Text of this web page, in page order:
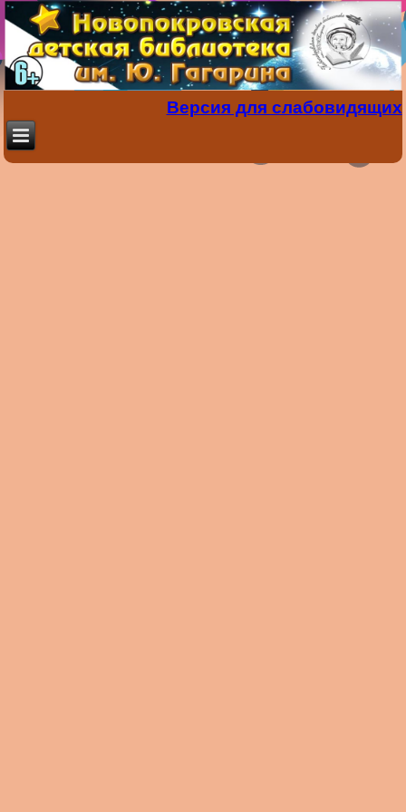
Версия для слабовидящих